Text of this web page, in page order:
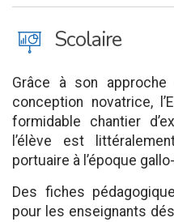
J Scolaire
Grâce à son
conception novatrice,
formidable chantier
l’élève est
portuaire à l’époque
Des fiches
pour les enseignants